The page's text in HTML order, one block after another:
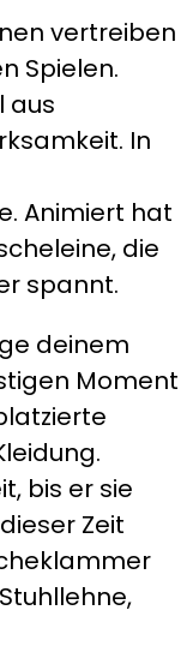
vertreiben
Spielen.
aus
In
Animiert hat
die
spannt.
deinem
Moment
bis er sie
Zeit